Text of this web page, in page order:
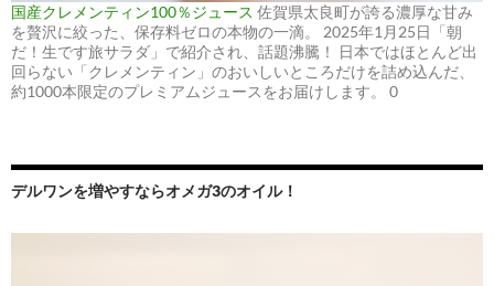
国産クレメンティン100％ジュース 佐賀県太良町が誇る濃厚な甘み
を贅沢に絞った、保存料ゼロの本物の一滴。 2025年1月25日「朝
だ！生です旅サラダ」で紹介され、話題沸騰！ 日本ではほとんど出
回らない「クレメンティン」のおいしいところだけを詰め込んだ、
約1000本限定のプレミアムジュースをお届けします。 0
デルワンを増やすならオメガ3のオイル！